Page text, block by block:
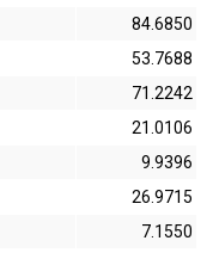
84.6850
53.7688
71.2242
21.0106
9.9396
26.9715
7.1550